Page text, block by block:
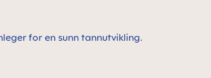
for en sunn tannutvikling.